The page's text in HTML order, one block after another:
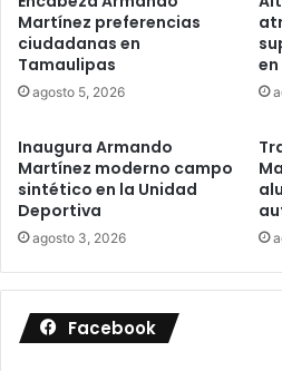
Martínez preferencias
ciudadanas en
Tamaulipas
agosto 5, 2026
Inaugura Armando
Martínez moderno campo
sintético en la Unidad
Deportiva
agosto 3, 2026
Facebook